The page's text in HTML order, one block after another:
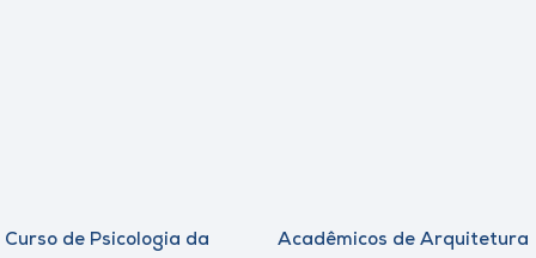
Curso de Psicologia da Acadêmicos de Arquitetura